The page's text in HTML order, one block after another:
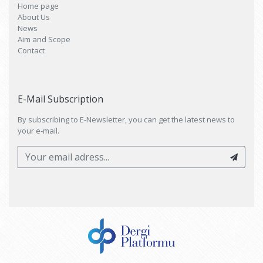
Home page
About Us
News
Aim and Scope
Contact
E-Mail Subscription
By subscribing to E-Newsletter, you can get the latest news to
your e-mail.